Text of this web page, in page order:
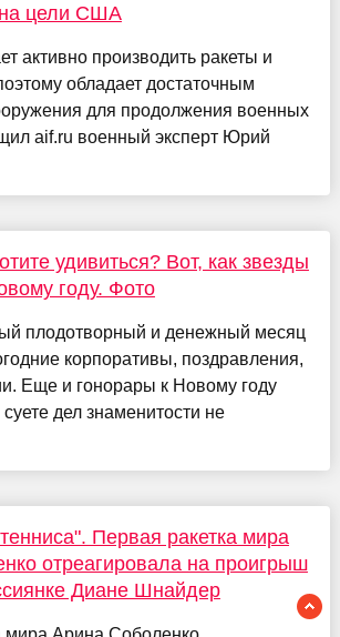
на цели США
активно производить ракеты и
обладает достаточным
для продолжения военных
aif.ru военный эксперт Юрий
удивиться? Вот, как звезды
году. Фото
плодотворный и денежный месяц
корпоративы, поздравления,
Еще и гонорары к Новому году
дел знаменитости не
Первая ракетка мира
отреагировала на проигрыш
Диане Шнайдер